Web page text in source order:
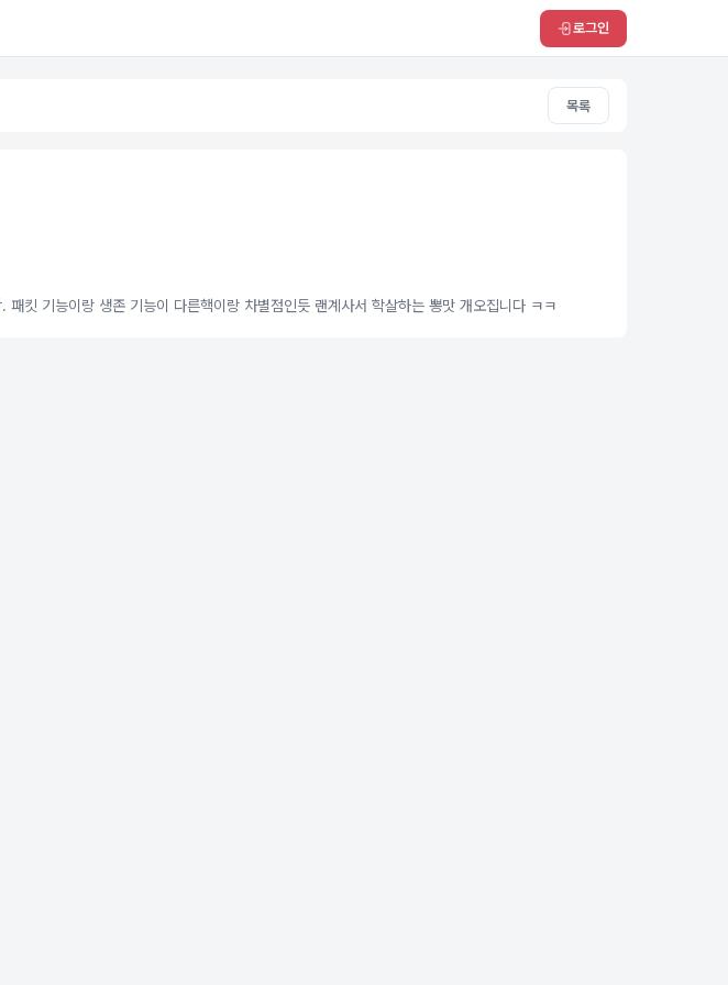
로그인
목록
킷 기능이랑 생존 기능이 다른핵이랑 차별점인듯 랜계사서 학살하는 뽕맛 개오집니다 ㅋㅋ